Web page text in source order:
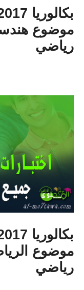
موضوع
رياضي
موضوع
رياضي